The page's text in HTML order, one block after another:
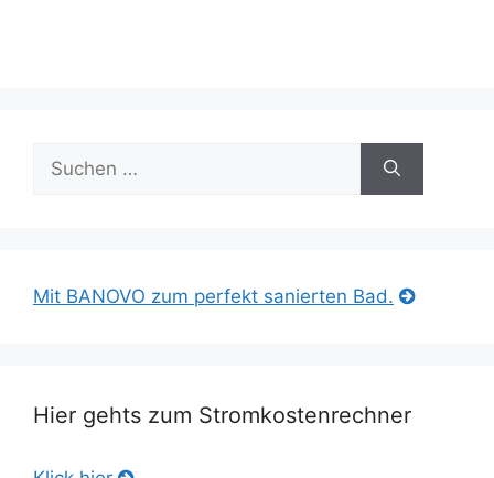
nach:
Mit BANOVO zum perfekt sanierten Bad.
Hier gehts zum Stromkostenrechner